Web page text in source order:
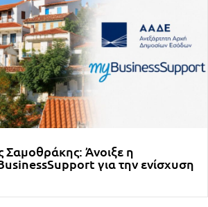
Σαμοθράκης: Άνοιξε η
για την ενίσχυση